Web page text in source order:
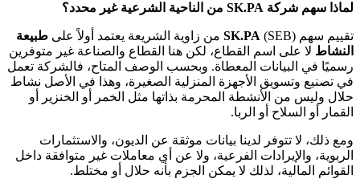
لماذا سهم شركة SK.PA من الناحية الشرعية غير محدد؟
تقييم سهم SK.PA (SEB) من زاوية الشريعة يعتمد أولاً على
طبيعة
النشاطلا على اسم القطاع، لكن هنا القطاع والصناعة غير متوفرين
رسميًا في البيانات المعطاة. وبحسب الوصف المتاح، فالشركة تعمل
في تصنيع وتسويق الأجهزة المنزلية الصغيرة، وهذا في الأصل نشاط
حلال وليس من الأنشطة المحرمة بذاتها مثل الخمر أو الخنزير أو
القمار أو السلاح أو الربا.
ومع ذلك، لا تتوفر لدينا بيانات موثقة عن الديون، والاستثمارات
الربوية، والإيرادات الفرعية، ولا عن أي معاملات غير متوافقة داخل
القوائم المالية، لذلك لا يمكن الجزم بأنه حلال أو مختلط.